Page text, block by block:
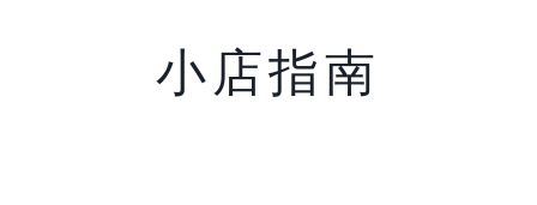
小店指南